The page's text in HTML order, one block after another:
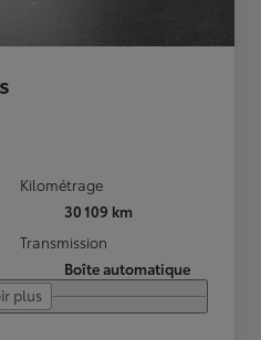
Kilométrage
30 109 km
Transmission
Boîte automatique
plus